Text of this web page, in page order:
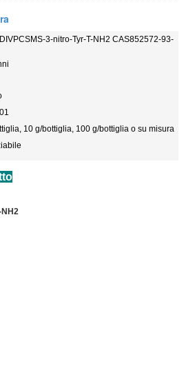
3-nitro-Tyr-T-NH2 CAS852572-93-
10 g/bottiglia, 100 g/bottiglia o su misura